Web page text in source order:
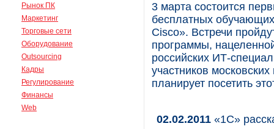
Рынок ПК
Маркетинг
Торговые сети
Оборудование
Outsourcing
Кадры
Регулирование
Финансы
Web
3 марта состоится
бесплатных
Cisco». Встречи
программы,
российских ИТ-
участников
планирует посетить
02.02.2011 «1С»